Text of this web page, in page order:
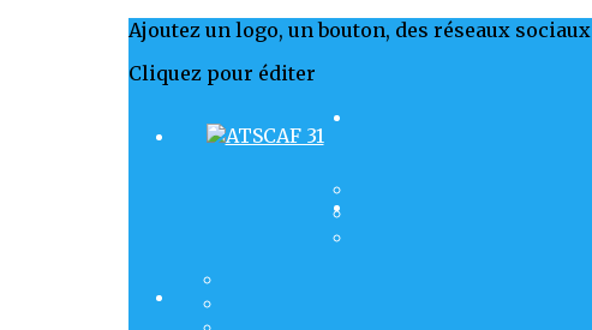
Ajoutez un logo, un bouton, des réseaux sociaux
Cliquez pour éditer